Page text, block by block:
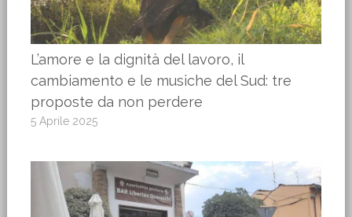
L’amore e la dignità del lavoro, il
cambiamento e le musiche del Sud: tre
proposte da non perdere
5 Aprile 2025